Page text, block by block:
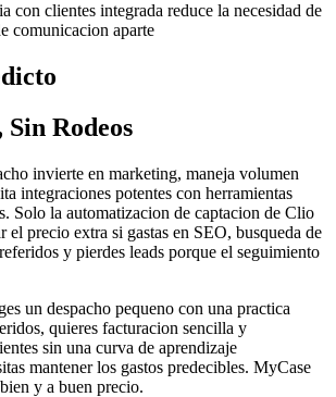
con clientes integrada reduce la necesidad de
comunicacion aparte
Rodeos
invierte en marketing, maneja volumen
integraciones potentes con herramientas
Solo la automatizacion de captacion de Clio
precio extra si gastas en SEO, busqueda de
y pierdes leads porque el seguimiento
un despacho pequeno con una practica
quieres facturacion sencilla y
sin una curva de aprendizaje
mantener los gastos predecibles. MyCase
y a buen precio.